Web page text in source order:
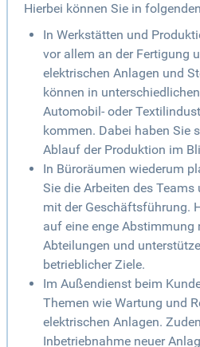
Hierbei können Sie in
In Werkstätten und
vor allem an der Fertigung
elektrischen Anlagen und
können in
Automobil- oder
kommen. Dabei haben Sie
Ablauf der Produktion im
In Büroräumen wiederum
Sie die Arbeiten des
mit der Geschäftsführung.
auf eine enge Abstimmung
Abteilungen und
betrieblicher Ziele.
Im Außendienst beim
Themen wie Wartung und
elektrischen Anlagen.
Inbetriebnahme neuer